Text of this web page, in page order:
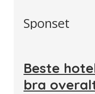
Sponset
Beste
bra